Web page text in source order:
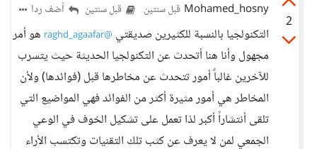
2
Mohamed_hosny قبل سنتين قبل سنتين أضف ردا
التكنولجيا بالنسبة للكثيرين صديقتي @raghd_agaafar
هو أمر
مجهول وأنا هنا أتحدث عن التكنولجيا الحديثة حيث يتسرب
للآخرين غالباً أمور تتحدث عن مخاطرها قبل (فوائدها) ولأن
المخاطر هي أمور مثيرة أكثر من الفوائد فهي المواضيع التي
تلقى أنتشاراً أكبر لذا تعمل على تشكيل الخوف في الوعي
الجمعي لمن لا يعرف عن كثب تلك التقنيات وتكتسب الأراء